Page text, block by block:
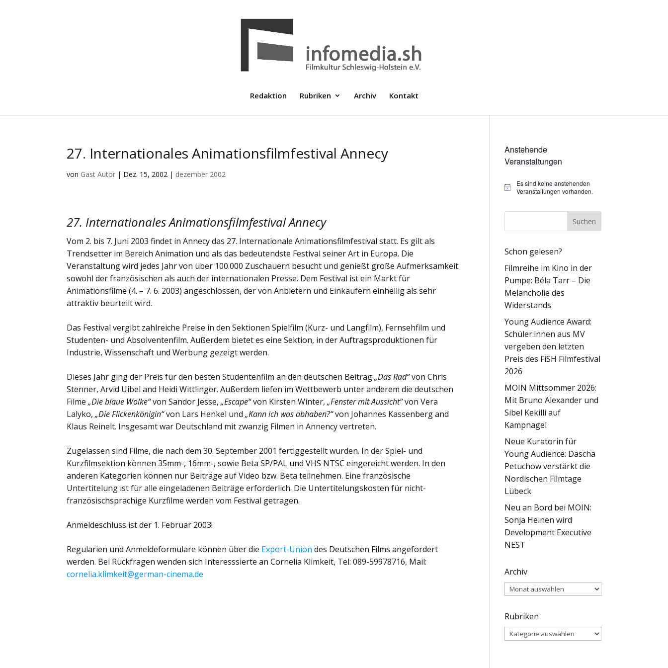
Redaktion Rubriken Archiv Kontakt
27. Internationales Animationsfilmfestival Annecy
von Gast Autor | Dez. 15, 2002 | dezember 2002
27. Internationales Animationsfilmfestival Annecy
Vom 2. bis 7. Juni 2003 findet in Annecy das 27. Internationale Animationsfilmfestival statt. Es gilt als
Trendsetter im Bereich Animation und als das bedeutendste Festival seiner Art in Europa. Die
Veranstaltung wird jedes Jahr von über 100.000 Zuschauern besucht und genießt große Aufmerksamkeit
sowohl der französischen als auch der internationalen Presse. Dem Festival ist ein Markt für
Animationsfilme (4. – 7. 6. 2003) angeschlossen, der von Anbietern und Einkäufern einhellig als sehr
attraktiv beurteilt wird.
Das Festival vergibt zahlreiche Preise in den Sektionen Spielfilm (Kurz- und Langfilm), Fernsehfilm und
Studenten- und Absolventenfilm. Außerdem bietet es eine Sektion, in der Auftragsproduktionen für
Industrie, Wissenschaft und Werbung gezeigt werden.
Dieses Jahr ging der Preis für den besten Studentenfilm an den deutschen Beitrag„Das Rad“von Chris
Stenner, Arvid Uibel and Heidi Wittlinger. Außerdem liefen im Wettbewerb unter anderem die deutschen
Filme„Die blaue Wolke“von Sandor Jesse,„Escape“von Kirsten Winter,„Fenster mit Aussicht“von Vera
Lalyko,„Die Flickenkönigin“von Lars Henkel und„Kann ich was abhaben?“von Johannes Kassenberg and
Klaus Reinelt. Insgesamt war Deutschland mit zwanzig Filmen in Annency vertreten.
Zugelassen sind Filme, die nach dem 30. September 2001 fertiggestellt wurden. In der Spiel- und
Kurzfilmsektion können 35mm-, 16mm-, sowie Beta SP/PAL und VHS NTSC eingereicht werden. In den
anderen Kategorien können nur Beiträge auf Video bzw. Beta teilnehmen. Eine französische
Untertitelung ist für alle eingeladenen Beiträge erforderlich. Die Untertitelungskosten für nicht-
französischsprachige Kurzfilme werden vom Festival getragen.
Anmeldeschluss ist der 1. Februar 2003!
Regularien und Anmeldeformulare können über die Export-Union des Deutschen Films angefordert
werden. Bei Rückfragen wenden sich Interesssierte an Cornelia Klimkeit, Tel: 089-59978716, Mail:
cornelia.klimkeit@german-cinema.de
Anstehende
Veranstaltungen
Hinweis
Es sind keine anstehenden
Veranstaltungen vorhanden.
Schon gelesen?
Filmreihe im Kino in der
Pumpe: Béla Tarr – Die
Melancholie des
Widerstands
Young Audience Award:
Schüler:innen aus MV
vergeben den letzten
Preis des FiSH Filmfestival
2026
MOIN Mittsommer 2026:
Mit Bruno Alexander und
Sibel Kekilli auf
Kampnagel
Neue Kuratorin für
Young Audience: Dascha
Petuchow verstärkt die
Nordischen Filmtage
Lübeck
Neu an Bord bei MOIN:
Sonja Heinen wird
Development Executive
NEST
Archiv
Archiv
Rubriken
Rubriken